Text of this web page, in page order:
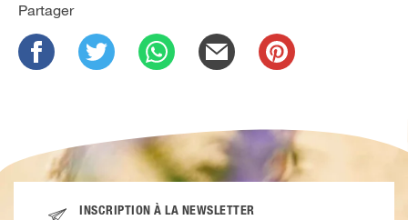
Partager
INSCRIPTION À LA NEWSLETTER